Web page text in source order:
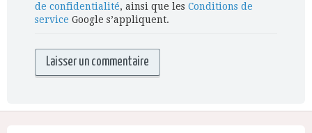
de confidentialité, ainsi que les Conditions de
service Google s’appliquent.